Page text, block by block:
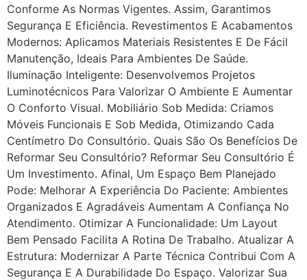
Conforme As Normas Vigentes. Assim, Garantimos
Segurança E Eficiência. Revestimentos E Acabamentos
Modernos: Aplicamos Materiais Resistentes E De Fácil
Manutenção, Ideais Para Ambientes De Saúde.
Iluminação Inteligente: Desenvolvemos Projetos
Luminotécnicos Para Valorizar O Ambiente E Aumentar
O Conforto Visual. Mobiliário Sob Medida: Criamos
Móveis Funcionais E Sob Medida, Otimizando Cada
Centímetro Do Consultório. Quais São Os Benefícios De
Reformar Seu Consultório? Reformar Seu Consultório É
Um Investimento. Afinal, Um Espaço Bem Planejado
Pode: Melhorar A Experiência Do Paciente: Ambientes
Organizados E Agradáveis Aumentam A Confiança No
Atendimento. Otimizar A Funcionalidade: Um Layout
Bem Pensado Facilita A Rotina De Trabalho. Atualizar A
Estrutura: Modernizar A Parte Técnica Contribui Com A
Segurança E A Durabilidade Do Espaço. Valorizar Sua